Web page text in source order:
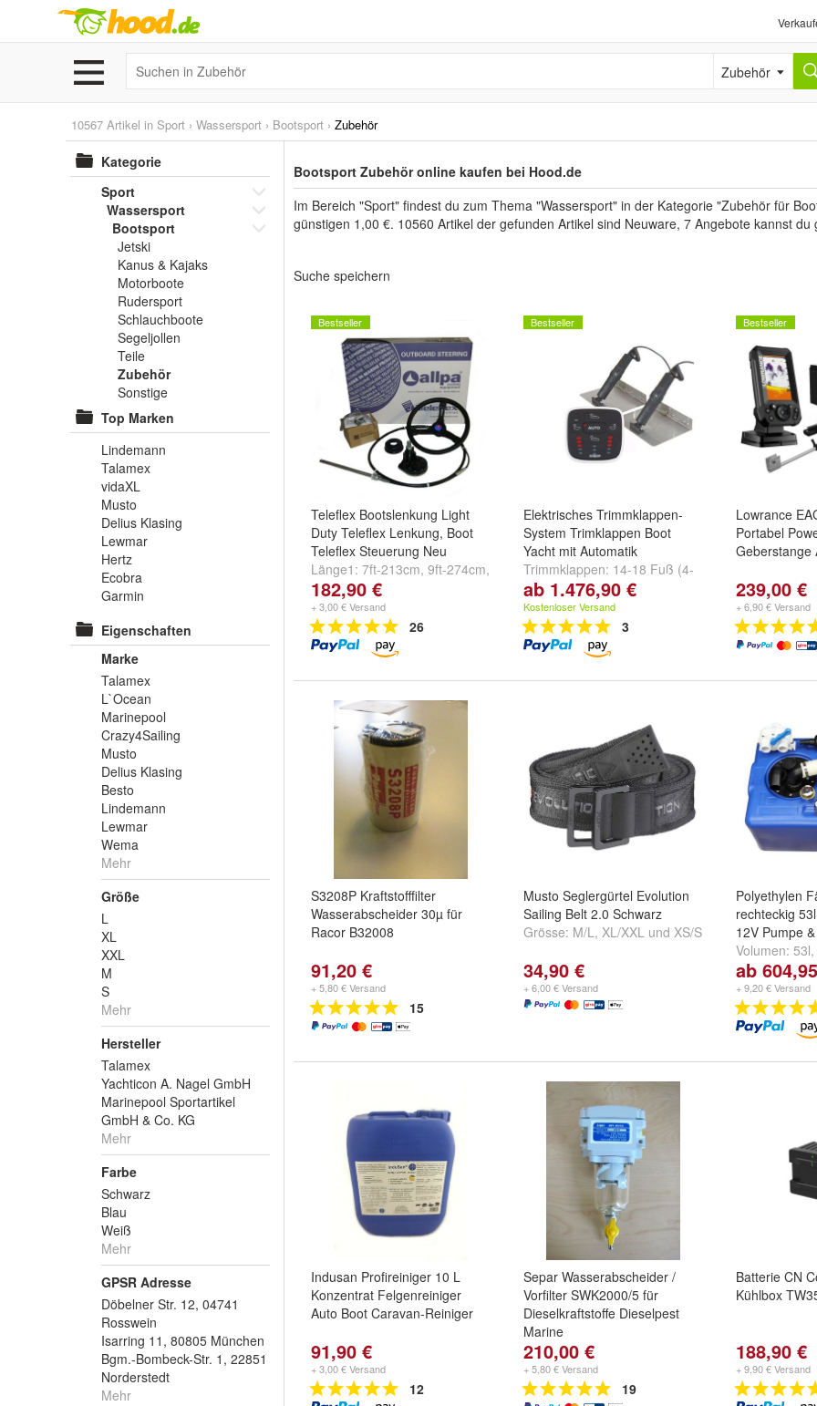
Zubehör
10567 Artikel in Sport › Wassersport › Bootsport › Zubehör
Kategorie
Sport
Wassersport
Bootsport
Jetski
Kanus & Kajaks
Motorboote
Rudersport
Schlauchboote
Segeljollen
Teile
Zubehör
Sonstige
Top Marken
Lindemann
Talamex
vidaXL
Musto
Delius Klasing
Lewmar
Hertz
Ecobra
Garmin
Eigenschaften
Marke
Talamex
L`Ocean
Marinepool
Crazy4Sailing
Musto
Delius Klasing
Besto
Lindemann
Lewmar
Wema
Mehr
Größe
L
XL
XXL
M
S
Mehr
Hersteller
Talamex
Yachticon A. Nagel GmbH
Marinepool Sportartikel
GmbH & Co. KG
Mehr
Farbe
Schwarz
Blau
Weiß
Mehr
GPSR Adresse
Döbelner Str. 12, 04741
Rosswein
Isarring 11, 80805 München
Bgm.-Bombeck-Str. 1, 22851
Norderstedt
Mehr
Bootsport Zubehör online kaufen bei Hood.de
Im Bereich "Sport" findest du zum Thema "Wassersport" in der Kategorie "Zubehör für
günstigen 1,00 €. 10560 Artikel der gefunden Artikel sind Neuware, 7 Angebote kannst du
Suche speichern
Bestseller
Teleflex Bootslenkung Light
Duty Teleflex Lenkung, Boot
Teleflex Steuerung Neu
Länge1: 7ft-213cm, 9ft-274cm,
10ft-305cmund
182,90 €
+ 3,00 € Versand
26
Bestseller
Elektrisches Trimmklappen-
System Trimklappen Boot
Yacht mit Automatik
Trimmklappen: 14-18 Fuß (4-
5,5m) 16-26 Fuß (5-7,5m)
22-30 Fuß (7-9m)
...
ab 1.476,90 €
Kostenloser Versand
3
Bestseller
Lowrance
Portabel
Geberstange
239,00 €
+ 6,90 € Versand
S3208P Kraftstofffilter
Wasserabscheider 30µ für
Racor B32008
91,20 €
+ 5,80 € Versand
15
Musto Seglergürtel Evolution
Sailing Belt 2.0 Schwarz
Grösse: M/L, XL/XXL und XS/S
34,90 €
+ 6,00 € Versand
Polyethylen
rechteckig
12V Pumpe
Volumen: 53l,
ab
+ 9,20 € Versand
Indusan Profireiniger 10 L
Konzentrat Felgenreiniger
Auto Boot Caravan-Reiniger
91,90 €
+ 3,00 € Versand
12
Separ Wasserabscheider /
Vorfilter SWK2000/5 für
Dieselkraftstoffe Dieselpest
Marine
210,00 €
+ 5,80 € Versand
19
Batterie CN
Kühlbox
188,90 €
+ 9,90 € Versand